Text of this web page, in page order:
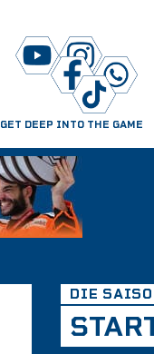
GET DEEP INTO THE GAME
DIE